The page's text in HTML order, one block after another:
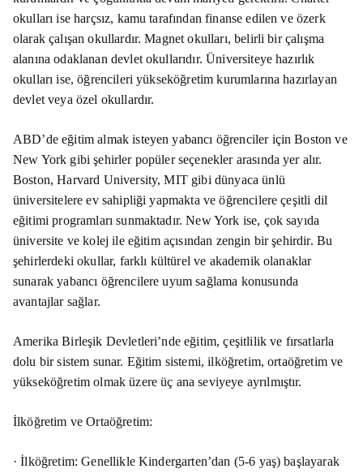
okulları ise harçsız, kamu tarafından finanse edilen ve özerk
olarak çalışan okullardır. Magnet okulları, belirli bir çalışma
alanına odaklanan devlet okullarıdır. Üniversiteye hazırlık
okulları ise, öğrencileri yükseköğretim kurumlarına hazırlayan
devlet veya özel okullardır.
ABD’de eğitim almak isteyen yabancı öğrenciler için Boston ve
New York gibi şehirler popüler seçenekler arasında yer alır.
Boston, Harvard University, MIT gibi dünyaca ünlü
üniversitelere ev sahipliği yapmakta ve öğrencilere çeşitli dil
eğitimi programları sunmaktadır. New York ise, çok sayıda
üniversite ve kolej ile eğitim açısından zengin bir şehirdir. Bu
şehirlerdeki okullar, farklı kültürel ve akademik olanaklar
sunarak yabancı öğrencilere uyum sağlama konusunda
avantajlar sağlar.
Amerika Birleşik Devletleri’nde eğitim, çeşitlilik ve fırsatlarla
dolu bir sistem sunar. Eğitim sistemi, ilköğretim, ortaöğretim ve
yükseköğretim olmak üzere üç ana seviyeye ayrılmıştır.
İlköğretim ve Ortaöğretim:
· İlköğretim: Genellikle Kindergarten’dan (5-6 yaş) başlayarak